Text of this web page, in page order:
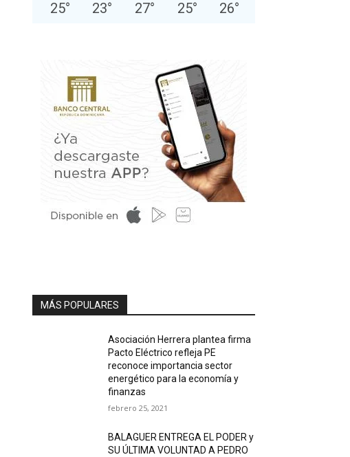
25° 23° 27° 25° 26°
MÁS POPULARES
Asociación Herrera plantea firma
Pacto Eléctrico refleja PE
reconoce importancia sector
energético para la economía y
finanzas
febrero 25, 2021
BALAGUER ENTREGA EL PODER y
SU ÚLTIMA VOLUNTAD A PEDRO